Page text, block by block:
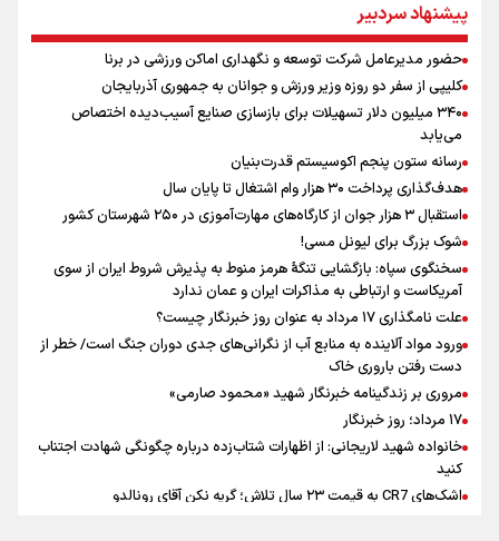
کالبدشکافی استقلال پیش از لیگ بیست‌و‌ششم/ آبی‌پوشان با چه وضعیتی
وارد لیگ می‌شوند؟
مروری بر زندگینامه خبرنگار شهید «محمود صارمی»
علی‌نژاد در مراسم انجمن ورزشی نویسان در روز خبرنگار : رسانه‌های خبری
در سال گذشته تا به امروز اتفاقات بزرگی را رقم زدند
علت نامگذاری ۱۷ مرداد به عنوان روز خبرنگار چیست؟
پیشنهاد سردبیر
حضور مدیرعامل شرکت توسعه و نگهداری اماکن ورزشی در برنا
کلیپی از سفر دو روزه وزیر ورزش و جوانان به جمهوری آذربایجان
۳۴۰ میلیون دلار تسهیلات برای بازسازی صنایع آسیب‌دیده اختصاص
می‌یابد
رسانه ستون پنجم اکوسیستم قدرت‌بنیان
هدف‌گذاری پرداخت ۳۰ هزار وام اشتغال تا پایان سال
استقبال ۳ هزار جوان از کارگاه‌های مهارت‌آموزی در ۲۵۰ شهرستان کشور
شوک بزرگ برای لیونل مسی!
سخنگوی سپاه: بازگشایی تنگۀ هرمز منوط به پذیرش شروط ایران از سوی
آمریکاست و ارتباطی به مذاکرات ایران و عمان ندارد
علت نامگذاری ۱۷ مرداد به عنوان روز خبرنگار چیست؟
ورود مواد آلاینده به منابع آب از نگرانی‌های جدی دوران جنگ است/ خطر از
دست رفتن باروری خاک
مروری بر زندگینامه خبرنگار شهید «محمود صارمی»
۱۷ مرداد؛ روز خبرنگار
خانواده شهید لاریجانی: از اظهارات شتاب‌زده درباره چگونگی شهادت اجتناب
کنید
اشک‌های CR7 به قیمت ۲۳ سال تلاش؛ گریه نکن آقای رونالدو